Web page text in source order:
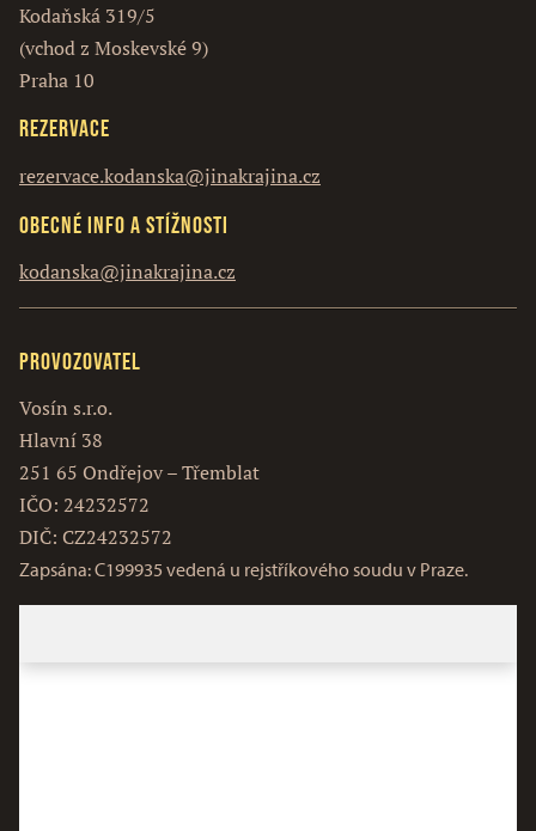
Kodaňská 319/5
(vchod z Moskevské 9)
Praha 10
Rezervace
rezervace.kodanska@jinakrajina.cz
Obecné info a stížnosti
kodanska@jinakrajina.cz
Provozovatel
Vosín s.r.o.
Hlavní 38
251 65 Ondřejov – Třemblat
IČO: 24232572
DIČ: CZ24232572
Zapsána: C199935 vedená u rejstříkového soudu v Praze.